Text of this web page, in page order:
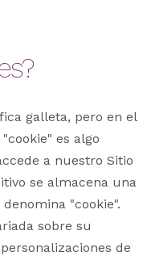
galleta, pero en el
es algo
a nuestro Sitio
se almacena una
"cookie".
sobre su
de